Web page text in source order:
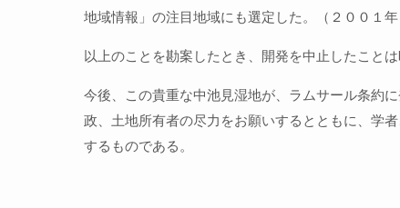
地域情報」の注目地域にも選定した。（２００１年
以上のことを勘案したとき、開発を中止したこと
今後、この貴重な中池見湿地が、ラムサール条約
政、土地所有者の尽力をお願いするとともに、学
するものである。